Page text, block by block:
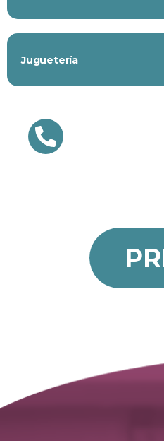
Juguetería